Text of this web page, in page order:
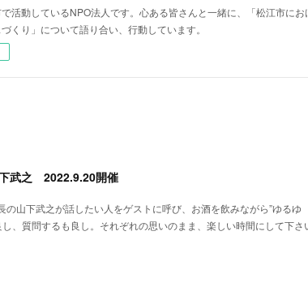
活動しているNPO法人です。心ある皆さんと一緒に、「松江市に
くり」について語り合い、行動しています。
武之 2022.9.20開催
山下武之が話したい人をゲストに呼び、お酒を飲みながら”ゆるゆ
、質問するも良し。それぞれの思いのまま、楽しい時間にして下